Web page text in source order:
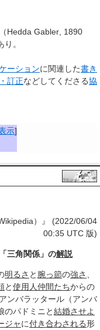
Hedda Gabler , 1890
。
ーションに関連した書き
訂正などしてくださる協
示]
）』 (2022/06/04
00:35 UTC 版)
三角関係」の解説
明るさ と 腕っ節の強さ
と使用人仲間たちからの
アンバラッタール（アンバ
のパドミニと結婚させよ
ジャに付き合わされる形